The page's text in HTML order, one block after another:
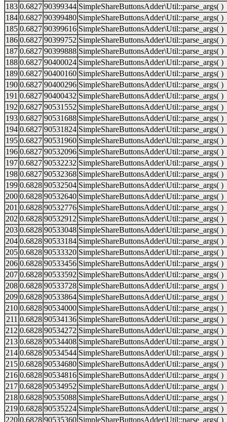
183 0.6827 90399344 SimpleShareButtonsAdder\Util::parse_args( )
184 0.6827 90399480 SimpleShareButtonsAdder\Util::parse_args( )
185 0.6827 90399616 SimpleShareButtonsAdder\Util::parse_args( )
186 0.6827 90399752 SimpleShareButtonsAdder\Util::parse_args( )
187 0.6827 90399888 SimpleShareButtonsAdder\Util::parse_args( )
188 0.6827 90400024 SimpleShareButtonsAdder\Util::parse_args( )
189 0.6827 90400160 SimpleShareButtonsAdder\Util::parse_args( )
190 0.6827 90400296 SimpleShareButtonsAdder\Util::parse_args( )
191 0.6827 90400432 SimpleShareButtonsAdder\Util::parse_args( )
192 0.6827 90531552 SimpleShareButtonsAdder\Util::parse_args( )
193 0.6827 90531688 SimpleShareButtonsAdder\Util::parse_args( )
194 0.6827 90531824 SimpleShareButtonsAdder\Util::parse_args( )
195 0.6827 90531960 SimpleShareButtonsAdder\Util::parse_args( )
196 0.6827 90532096 SimpleShareButtonsAdder\Util::parse_args( )
197 0.6827 90532232 SimpleShareButtonsAdder\Util::parse_args( )
198 0.6827 90532368 SimpleShareButtonsAdder\Util::parse_args( )
199 0.6828 90532504 SimpleShareButtonsAdder\Util::parse_args( )
200 0.6828 90532640 SimpleShareButtonsAdder\Util::parse_args( )
201 0.6828 90532776 SimpleShareButtonsAdder\Util::parse_args( )
202 0.6828 90532912 SimpleShareButtonsAdder\Util::parse_args( )
203 0.6828 90533048 SimpleShareButtonsAdder\Util::parse_args( )
204 0.6828 90533184 SimpleShareButtonsAdder\Util::parse_args( )
205 0.6828 90533320 SimpleShareButtonsAdder\Util::parse_args( )
206 0.6828 90533456 SimpleShareButtonsAdder\Util::parse_args( )
207 0.6828 90533592 SimpleShareButtonsAdder\Util::parse_args( )
208 0.6828 90533728 SimpleShareButtonsAdder\Util::parse_args( )
209 0.6828 90533864 SimpleShareButtonsAdder\Util::parse_args( )
210 0.6828 90534000 SimpleShareButtonsAdder\Util::parse_args( )
211 0.6828 90534136 SimpleShareButtonsAdder\Util::parse_args( )
212 0.6828 90534272 SimpleShareButtonsAdder\Util::parse_args( )
213 0.6828 90534408 SimpleShareButtonsAdder\Util::parse_args( )
214 0.6828 90534544 SimpleShareButtonsAdder\Util::parse_args( )
215 0.6828 90534680 SimpleShareButtonsAdder\Util::parse_args( )
216 0.6828 90534816 SimpleShareButtonsAdder\Util::parse_args( )
217 0.6828 90534952 SimpleShareButtonsAdder\Util::parse_args( )
218 0.6828 90535088 SimpleShareButtonsAdder\Util::parse_args( )
219 0.6828 90535224 SimpleShareButtonsAdder\Util::parse_args( )
220 0.6828 90535360 SimpleShareButtonsAdder\Util::parse_args( )